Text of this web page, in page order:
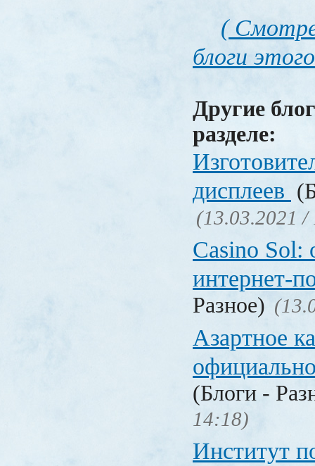
(
блоги
Другие
разделе:
дисплеев
(13.03.2021 /
Casino Sol:
интернет-
Разное)
Азартное
(Блоги -
14:18)
Институт